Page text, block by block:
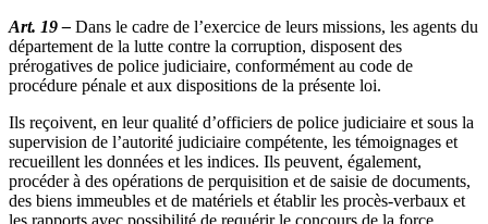
Art. 19 – Dans le cadre de l’exercice de leurs missions, les agents du
département de la lutte contre la corruption, disposent des
prérogatives de police judiciaire, conformément au code de
procédure pénale et aux dispositions de la présente loi.
Ils reçoivent, en leur qualité d’officiers de police judiciaire et sous la
supervision de l’autorité judiciaire compétente, les témoignages et
recueillent les données et les indices. Ils peuvent, également,
procéder à des opérations de perquisition et de saisie de documents,
des biens immeubles et de matériels et établir les procès-verbaux et
les rapports avec possibilité de requérir le concours de la force